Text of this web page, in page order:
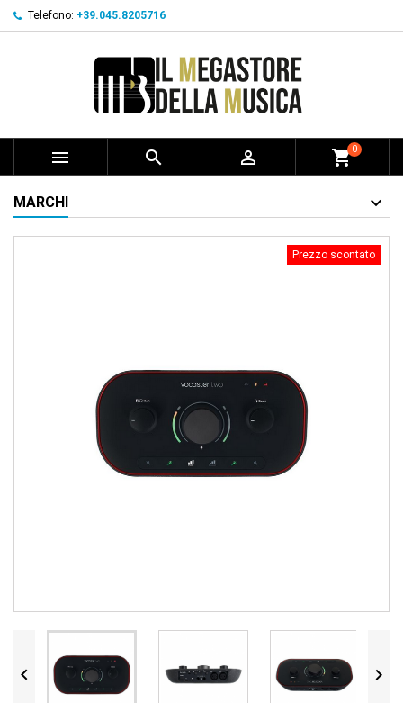
Telefono: +39.045.8205716
   shopping_cart0
MARCHI
Prezzo scontato
 